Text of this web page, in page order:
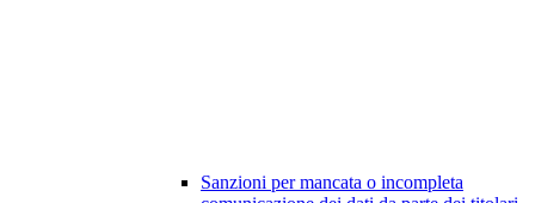
Sanzioni per mancata o incompleta